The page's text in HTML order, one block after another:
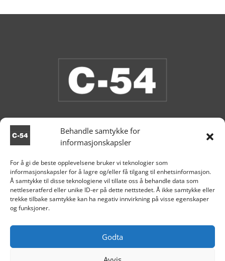
Behandle samtykke for
informasjonskapsler
For å gi de beste opplevelsene bruker vi teknologier som
informasjonskapsler for å lagre og/eller få tilgang til enhetsinformasjon.
Å samtykke til disse teknologiene vil tillate oss å behandle data som
nettleseratferd eller unike ID-er på dette nettstedet. Å ikke samtykke eller
trekke tilbake samtykke kan ha negativ innvirkning på visse egenskaper
og funksjoner.
Godta

Aksdal

+47 995 81 519
 post@c54.no
Org nr. 915 859 313